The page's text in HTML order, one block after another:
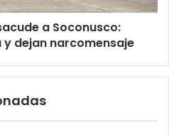
a Soconusco:
dejan narcomensaje